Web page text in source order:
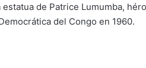
estatua de Patrice Lumumba,
del Congo en 1960.